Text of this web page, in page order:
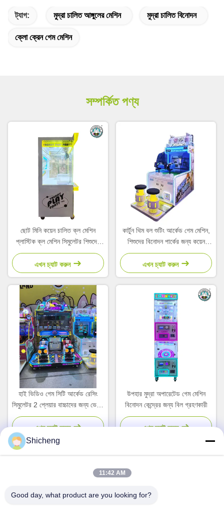
ট্যাগ: মুদ্রা চালিত আঙ্গুলের মেশিন মুদ্রা চালিত বিনোদন
ক্লো ক্রেন গেম মেশিন
সম্পর্কিত পণ্য
ছোট মিনি কয়েন চালিত ক্ল মেশিন
প্লাস্টিক ক্ল মেশিন সিমুলেটর শিশুদের
আর্কেড
এখন চ্যাট করুন
কার্টুন থিম বল শুটিং আর্কেড গেম মেশিন,
শিশুদের বিনোদন পার্কের জন্য কয়েন
চালিত
এখন চ্যাট করুন
হাই ভিডিও গেম সিটি আর্কেড রেসিং
সিমুলেটর 2 প্লেয়ার বাচ্চাদের জন্য ভেন্ডিং
মেশিন
এখন চ্যাট করুন
উপহার মুদ্রা অপারেটেড গেম মেশিন
বিনোদন কেন্দ্রের জন্য বিল গ্রহণকারী
এখন চ্যাট করুন
Shicheng
11:42 AM
Good day, what product are you looking for?